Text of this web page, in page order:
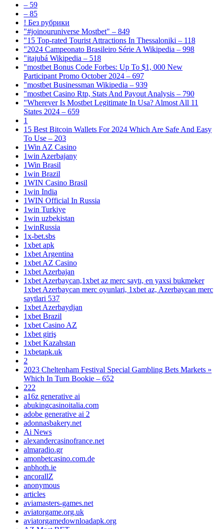
– 59
– 85
! Без рубрики
"#joinouruniverse Mostbet" – 849
"15 Top-rated Tourist Attractions In Thessaloniki – 118
"2024 Campeonato Brasileiro Série A Wikipedia – 998
"itajubá Wikipedia – 518
"mostbet Bonus Code Forbes: Up To $1, 000 New
Participant Promo October 2024 – 697
"mostbet Businessman Wikipedia – 939
"mostbet Casino Rtp, Stats And Payout Analysis – 790
"Wherever Is Mostbet Legitimate In Usa? Almost All 11
States 2024 – 659
1
15 Best Bitcoin Wallets For 2024 Which Are Safe And Easy
To Use – 203
1Win AZ Casino
1win Azerbajany
1Win Brasil
1win Brazil
1WIN Casino Brasil
1win India
1WIN Official In Russia
1win Turkiye
1win uzbekistan
1winRussia
1x-bet.sbs
1xbet apk
1xbet Argentina
1xbet AZ Casino
1xbet Azerbajan
1xbet Azerbaycan,1xbet az merc saytı, en yaxsi bukmeker
1xbet Azerbaycan merc oyunlari, 1xbet az, Azerbaycan merc
saytlari 537
1xbet Azerbaydjan
1xbet Brazil
1xbet Casino AZ
1xbet giriş
1xbet Kazahstan
1xbetapk.uk
2
2023 Cheltenham Festival Special Gambling Bets Markets »
Which In Turn Bookie – 652
222
a16z generative ai
abukingcasinoitalia.com
adobe generative ai 2
adonnasbakery.net
Ai News
alexandercasinofrance.net
almaradio.gr
amonbetcasino.com.de
anbhoth.ie
ancorallZ
anonymous
articles
aviamasters-games.net
aviatorgame.org.uk
aviatorgamedownloadapk.org